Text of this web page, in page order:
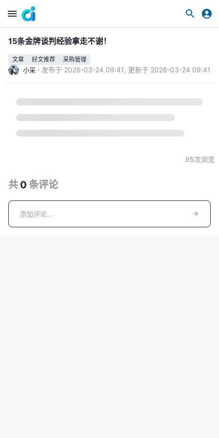
15条金牌谈判经验拿走不谢！
文章 好文推荐 采购管理
小采 · 发布于 2026-03-24 09:41 , 更新于 2026-03-24 09:41
95次浏览
共 0 条评论